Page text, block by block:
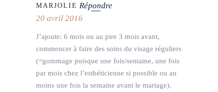
MARJOLIE Répondre
20 avril 2016
J’ajoute: 6 mois ou au pire 3 mois avant,
commencer à faire des soins du visage réguliers
(=gommage puisque une fois/semaine, une fois
par mois chez l’esthéticienne si possible ou au
moins une fois la semaine avant le mariage).